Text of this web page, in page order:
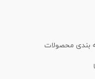
بندی محصولات